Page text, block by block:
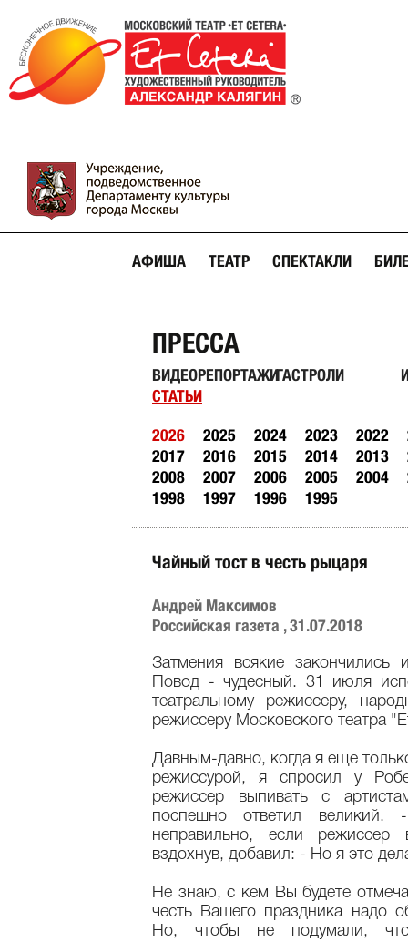
АФИША ТЕАТР СПЕКТАКЛИ
ПРЕССА
ВИДЕОРЕПОРТАЖИГАСТРОЛИ
СТАТЬИ
2026 2025 2024 2023 2022
2017
2016 2015 2014 2013
2008
2007 2006 2005 2004
1998
1997 1996 1995
Чайный тост в честь рыцаря
Андрей Максимов
Российская газета , 31.07.2018
Затмения всякие закончились
Повод - чудесный. 31 июля
театральному режиссеру,
режиссеру Московского театра
Давным-давно, когда я еще
режиссурой, я спросил у
режиссер выпивать с
поспешно ответил
неправильно, если
вздохнув, добавил: - Но я это
Не знаю, с кем Вы будете
честь Вашего праздника надо
Но, чтобы не подумали,